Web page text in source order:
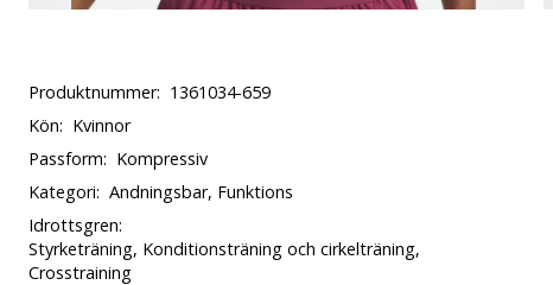
Produktnummer: 1361034-659
Kön: Kvinnor
Passform: Kompressiv
Kategori: Andningsbar, Funktions
Idrottsgren:
Styrketräning, Konditionsträning och cirkelträning,
Crosstraining